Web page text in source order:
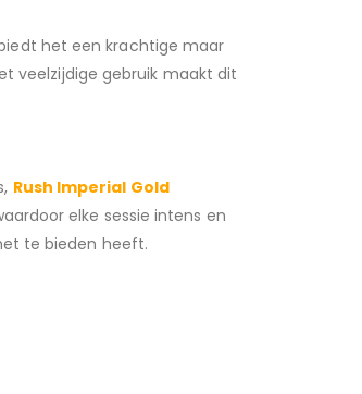
het een krachtige maar
veelzijdige gebruik maakt dit
Rush Imperial Gold
elke sessie intens en
te bieden heeft.